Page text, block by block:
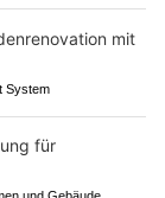
System